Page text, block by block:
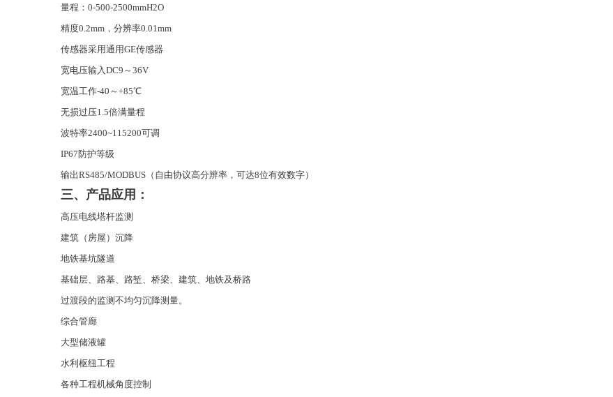
量程：0-500-2500mmH2O
精度0.2mm，分辨率0.01mm
传感器采用通用GE传感器
宽电压输入DC9～36V
宽温工作-40～+85℃
无损过压1.5倍满量程
波特率2400~115200可调
IP67防护等级
输出RS485/MODBUS（自由协议高分辨率，可达8位有效数字）
三、 产品应用 ：
高压电线塔杆监测
建筑（房屋）沉降
地铁基坑隧道
基础层、路基、路堑、桥梁、建筑、地铁及桥路
过渡段的监测不均匀沉降测量。
综合管廊
大型储液罐
水利枢纽工程
各种工程机械角度控制